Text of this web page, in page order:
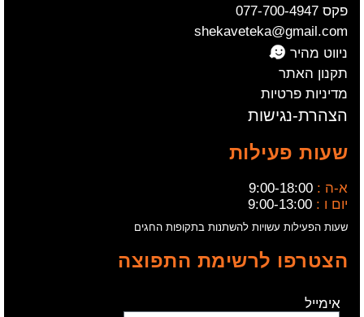
פקס 077-700-4947
shekaveteka@gmail.com
ניווט מהיר
תקנון האתר
מדיניות פרטיות
הצהרת-נגישות
שעות פעילות
א-ה : 9:00-18:00
יום ו : 9:00-13:00
שעות הפעילות עשויות להשתנות בתקופות החגים
הצטרפו לרשימת התפוצה
אימייל